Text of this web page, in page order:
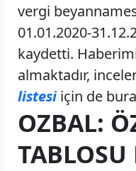
vergi
01.01.2020-
kaydetti.
almaktadır,
listesiiçin de
OZBAL: